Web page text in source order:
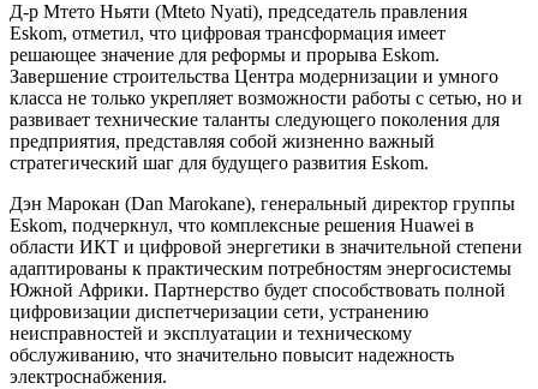
Д-р Мтето Ньяти (Mteto Nyati), председатель правления
Eskom, отметил, что цифровая трансформация имеет
решающее значение для реформы и прорыва Eskom.
Завершение строительства Центра модернизации и умного
класса не только укрепляет возможности работы с сетью, но и
развивает технические таланты следующего поколения для
предприятия, представляя собой жизненно важный
стратегический шаг для будущего развития Eskom.
Дэн Марокан (Dan Marokane), генеральный директор группы
Eskom, подчеркнул, что комплексные решения Huawei в
области ИКТ и цифровой энергетики в значительной степени
адаптированы к практическим потребностям энергосистемы
Южной Африки. Партнерство будет способствовать полной
цифровизации диспетчеризации сети, устранению
неисправностей и эксплуатации и техническому
обслуживанию, что значительно повысит надежность
электроснабжения.